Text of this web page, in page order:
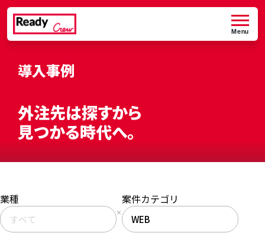
Menu
導入事例
外注先は探すから
見つかる時代へ。
業種 案件カテゴリ